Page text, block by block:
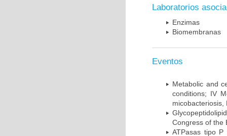
Laboratorios
Enzimas
Biomembranas
Eventos
Metabolic and
conditions; IV
micobacteriosis,
Congress of the
ATPasas tipo P